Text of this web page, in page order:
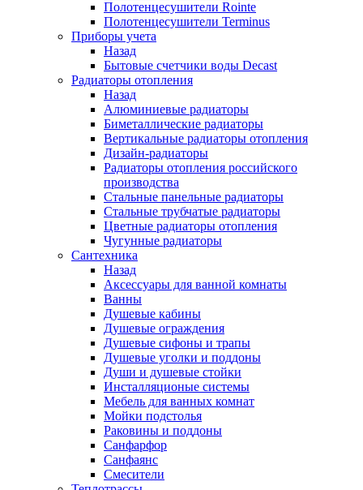
Полотенцесушители Rointe
Полотенцесушители Terminus
Приборы учета
Назад
Бытовые счетчики воды Decast
Радиаторы отопления
Назад
Алюминиевые радиаторы
Биметаллические радиаторы
Вертикальные радиаторы отопления
Дизайн-радиаторы
Радиаторы отопления российского
производства
Стальные панельные радиаторы
Стальные трубчатые радиаторы
Цветные радиаторы отопления
Чугунные радиаторы
Сантехника
Назад
Аксессуары для ванной комнаты
Ванны
Душевые кабины
Душевые ограждения
Душевые сифоны и трапы
Душевые уголки и поддоны
Души и душевые стойки
Инсталляционые системы
Мебель для ванных комнат
Мойки подстолья
Раковины и поддоны
Санфарфор
Санфаянс
Смесители